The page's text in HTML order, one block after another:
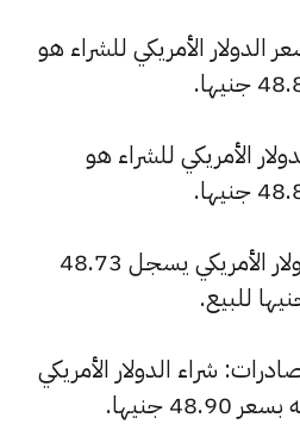
الدولار الأمريكي للشراء هو
الأمريكي للشراء هو
بنك الكويت الوطني: الدولار الأمريكي يسجل 48.73
شراء الدولار الأمريكي